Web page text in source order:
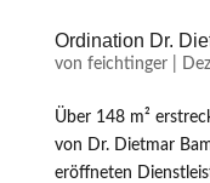
Ordination Dr.
von feichtinger|
Über 148 m²
von Dr. Dietmar
eröffneten